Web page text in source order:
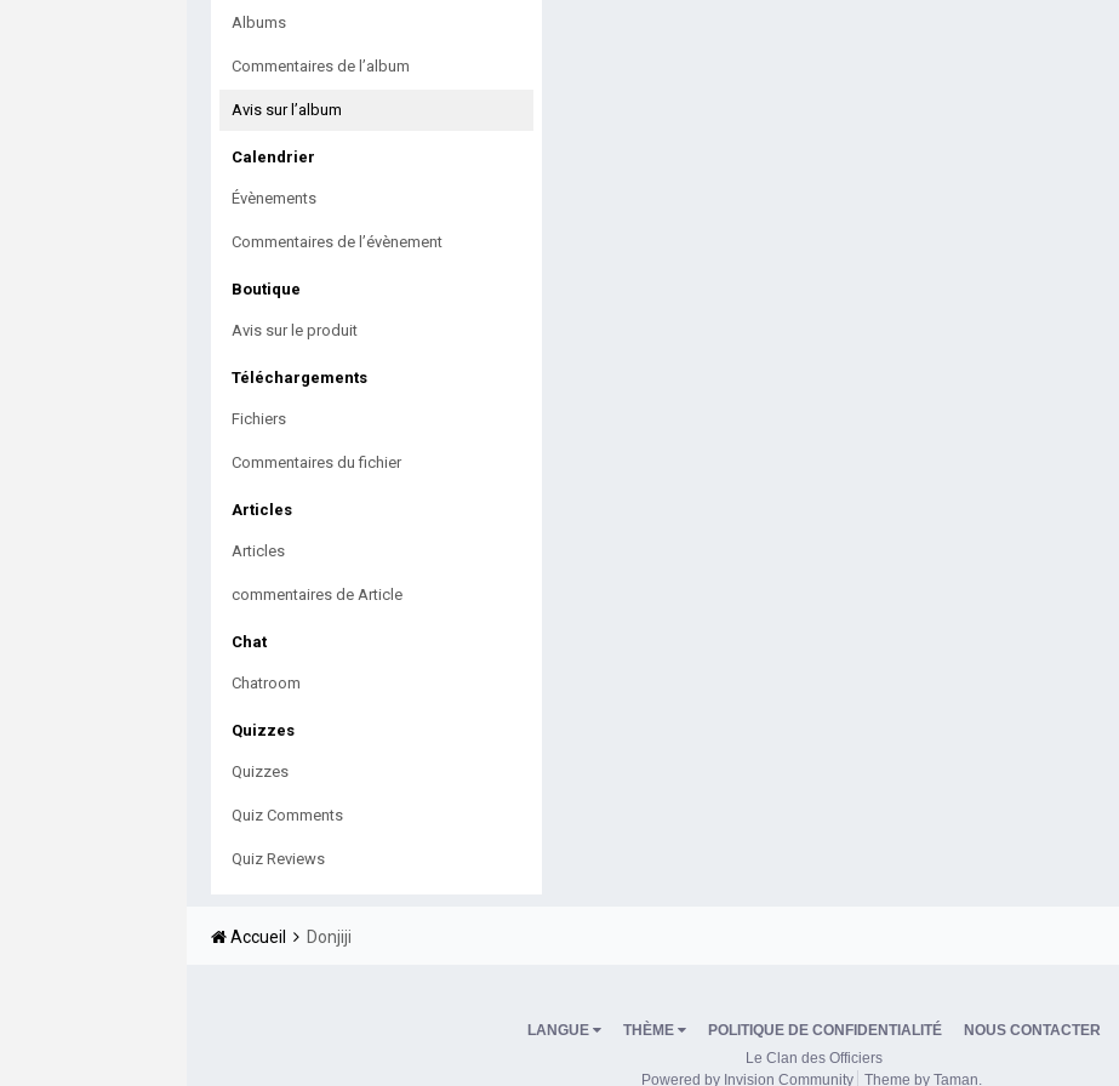
Albums
Commentaires de l’album
Avis sur l’album
Calendrier
Évènements
Commentaires de l’évènement
Boutique
Avis sur le produit
Téléchargements
Fichiers
Commentaires du fichier
Articles
Articles
commentaires de Article
Chat
Chatroom
Quizzes
Quizzes
Quiz Comments
Quiz Reviews
Accueil Donjiji
LANGUE THÈME POLITIQUE DE CONFIDENTIALITÉ
NOUS CONTACTER
Le Clan des Officiers
Powered by Invision Community
Theme by Taman.